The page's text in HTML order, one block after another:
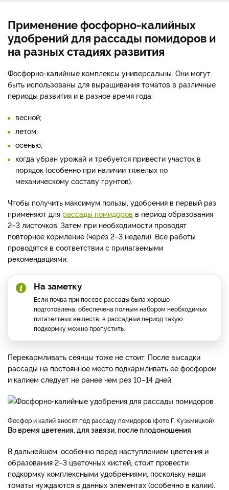
Применение фосфорно-калийных
удобрений для рассады помидоров и
на разных стадиях развития
Фосфорно-калийные комплексы универсальны. Они могут
быть использованы для выращивания томатов в различные
периоды развития и в разное время года:
весной;
летом;
осенью;
когда убран урожай и требуется привести участок в
порядок (особенно при наличии тяжелых по
механическому составу грунтов).
Чтобы получить максимум пользы, удобрения в первый раз
применяют для рассады помидоров в период образования
2–3 листочков. Затем при необходимости проводят
повторное кормление (через 2–3 недели). Все работы
проводятся в соответствии с прилагаемыми
рекомендациями.
На заметку
Если почва при посеве рассады была хорошо
подготовлена, обеспечена полным набором необходимых
питательных веществ, в рассадный период такую
подкормку можно пропустить.
Перекармливать сеянцы тоже не стоит. После высадки
рассады на постоянное место подкармливать ее фосфором
и калием следует не ранее чем рез 10–14 дней.
Фосфор и калий вносят под рассаду помидоров (фото Г. Кузьмицкой)
Во время цветения, для завязи, после плодоношения
В дальнейшем, особенно перед наступлением цветения и
образования 2–3 цветочных кистей, стоит провести
подкормку комплексными удобрениями, поскольку наши
томаты нуждаются в данных элементах (особенно в калии).